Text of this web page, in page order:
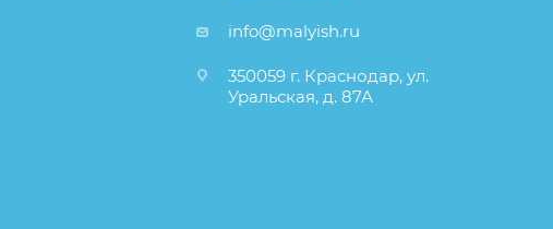
info@malyish.ru
350059 г. Краснодар, ул.
Уральская, д. 87А